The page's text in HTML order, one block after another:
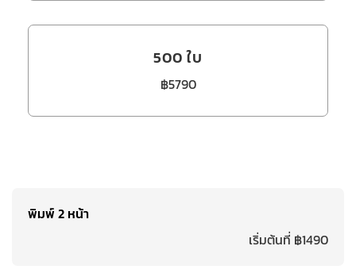
500 ใบ
฿5790
พิมพ์ 2 หน้า
เริ่มต้นที่ ฿1490